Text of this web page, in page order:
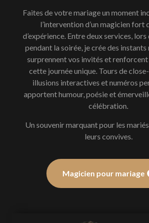
Faites de votre mariage un moment
l’intervention d’un magicien fort
d’expérience. Entre deux services,
pendant la soirée, je crée des instants
surprennent vos invités et renforcent
cette journée unique. Tours de
illusions interactives et numéros
apportent humour, poésie et
célébration.
Un souvenir marquant pour les
leurs convives.
Magicien pour mariage